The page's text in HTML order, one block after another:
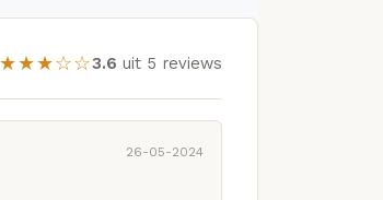
★★★☆☆3.6 uit 5 reviews
26-05-2024